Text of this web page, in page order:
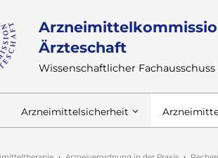
Ärzteschaft
Wissenschaftlicher
Arzneimittelsicherheit